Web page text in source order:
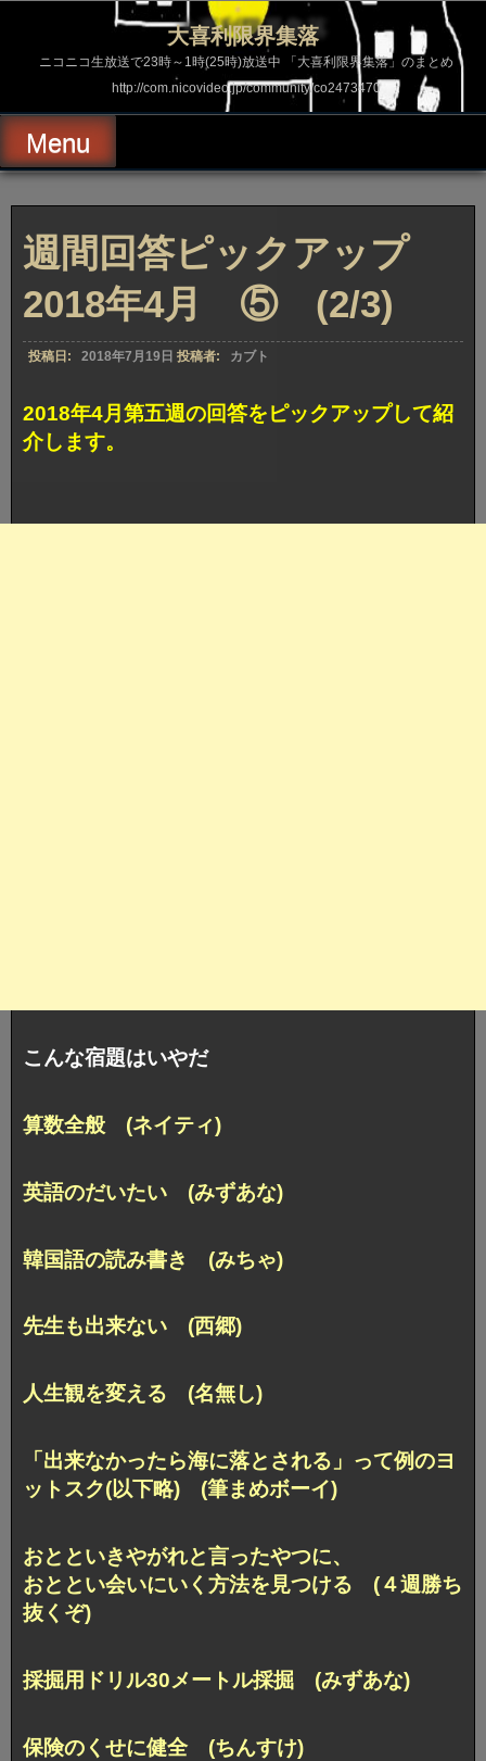
ス
ッ
プ
大喜利限界集落
ニコニコ生放送で23時～1時(25時)放送中 「大喜利限界集落」のまとめ
http://com.nicovideo.jp/community/co2473470
Menu
週間回答ピックアップ
2018年4月 ⑤ (2/3)
投稿日: 2018年7月19日 投稿者: カブト
2018年4月第五週の回答をピックアップして紹
介します。
こんな宿題はいやだ
算数全般 (ネイティ)
英語のだいたい (みずあな)
韓国語の読み書き (みちゃ)
先生も出来ない (西郷)
人生観を変える (名無し)
「出来なかったら海に落とされる」 って例のヨ
ットスク(以下略) (筆まめボーイ)
おとといきやがれと言ったやつに、
おととい会いにいく方法を見つける (４週勝ち
抜くぞ)
採掘用ドリル30メートル採掘 (みずあな)
保険のくせに健全 (ちんすけ)